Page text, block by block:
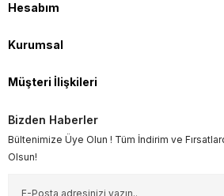
Hesabım
Kurumsal
Müşteri İlişkileri
Bizden Haberler
Bültenimize Üye Olun ! Tüm İndirim ve
Olsun!